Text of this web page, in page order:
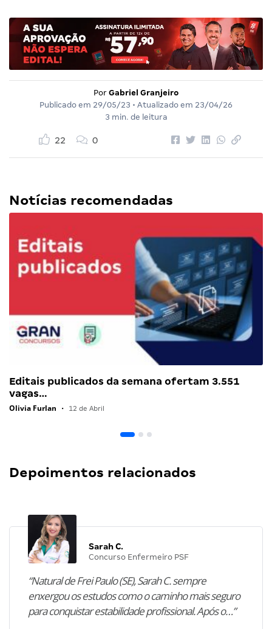
Por Gabriel Granjeiro
Publicado em 29/05/23 • Atualizado em 23/04/26
3 min. de leitura
22 0
Notícias recomendadas
Editais publicados da semana ofertam 3.551
vagas…
Olivia Furlan • 12 de Abril
Depoimentos relacionados
Sarah C.
Concurso Enfermeiro PSF
“Natural de Frei Paulo (SE), Sarah C. sempre
enxergou os estudos como o caminho mais seguro
para conquistar estabilidade profissional. Após o…”